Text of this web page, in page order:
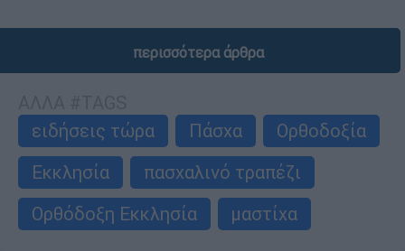
περισσότερα άρθρα
ειδήσεις τώρα
Πάσχα
Ορθοδοξία
Εκκλησία
πασχαλινό τραπέζι
Ορθόδοξη Εκκλησία
μαστίχα